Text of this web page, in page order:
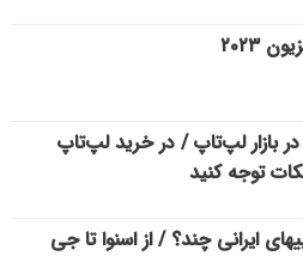
۲۰۲۳
بازار لپ‌تاپ / در خرید لپ‌تاپ
توجه کنید
ماشین لباسشویی‎های ایرانی چند؟ / از اسنوا تا جی